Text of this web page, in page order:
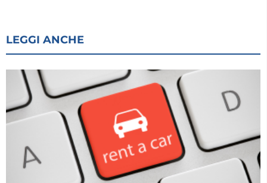
LEGGI ANCHE